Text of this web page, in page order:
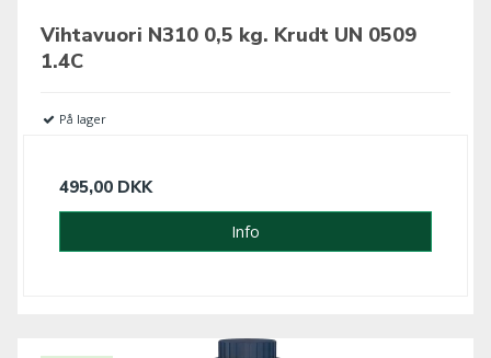
Vihtavuori N310 0,5 kg. Krudt UN 0509
1.4C
På lager
495,00 DKK
Info